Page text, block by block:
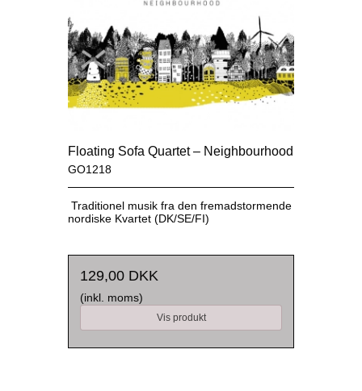
Floating Sofa Quartet – Neighbourhood
GO1218
Traditionel musik fra den fremadstormende
nordiske Kvartet (DK/SE/FI)
129,00 DKK
(inkl. moms)
Vis produkt